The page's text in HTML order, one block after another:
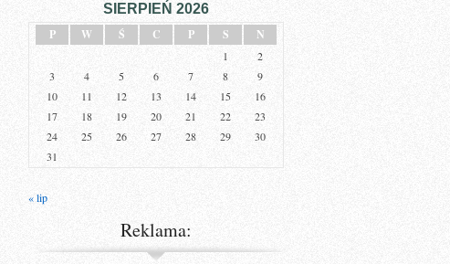
SIERPIEŃ 2026
P
W Ś C P S N
1
2
3
4 5 6 7 8
9
10
11 12 13 14 15
16
17
18 19 20 21 22
23
24
25 26 27 28 29
30
31
« lip
Reklama: